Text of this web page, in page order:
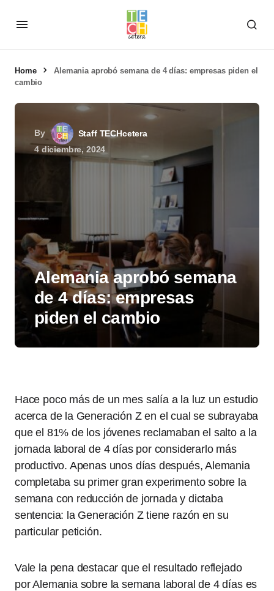
Home
Alemania aprobó semana de 4 días: empresas piden el
cambio
By
Staff TECHcetera
4 diciembre, 2024
Alemania aprobó semana
de 4 días: empresas
piden el cambio
Hace poco más de un mes salía a la luz un estudio
acerca de la Generación Z en el cual se subrayaba
que el 81% de los jóvenes reclamaban el salto a la
jornada laboral de 4 días por considerarlo más
productivo. Apenas unos días después, Alemania
completaba su primer gran experimento sobre la
semana con reducción de jornada y dictaba
sentencia: la Generación Z tiene razón en su
particular petición.
Vale la pena destacar que el resultado reflejado
por Alemania sobre la semana laboral de 4 días es